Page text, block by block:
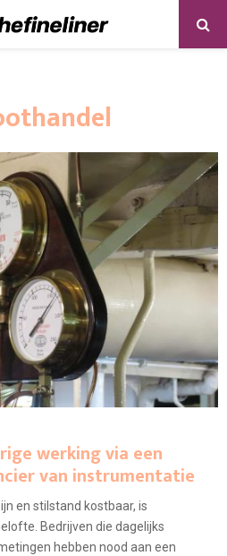
werking via een
van instrumentatie
en stilstand kostbaar, is
Bedrijven die dagelijks
hebben nood aan een